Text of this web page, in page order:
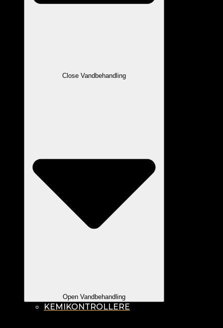
Close Vandbehandling
Open Vandbehandling
KEMIKONTROLLERE